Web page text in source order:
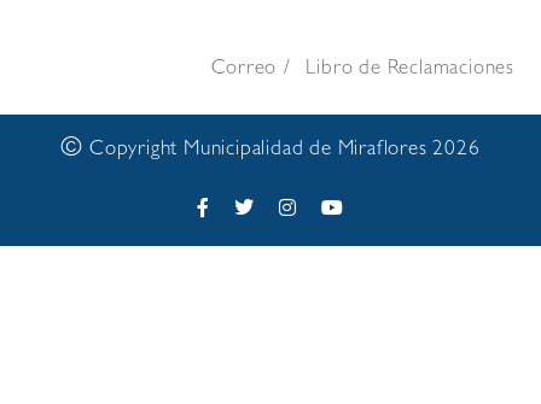
Correo Libro de Reclamaciones
© Copyright Municipalidad de Miraflores 2026